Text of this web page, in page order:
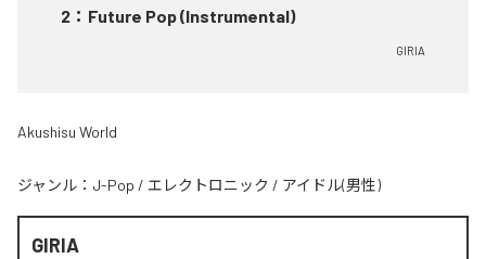
2 ： Future Pop (Instrumental)
GIRIA
Akushisu World
ジャンル： J-Pop / エレクトロニック / アイドル(男性)
GIRIA